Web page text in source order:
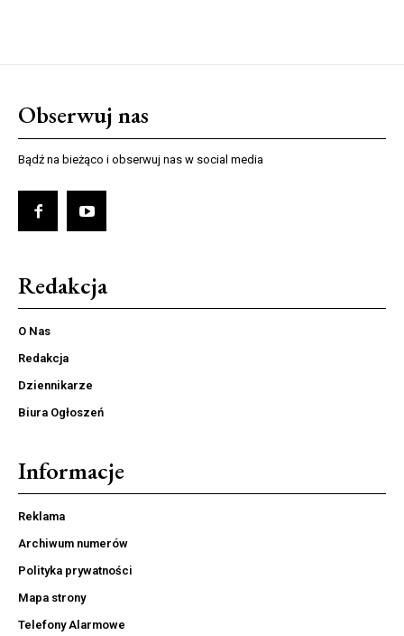
Obserwuj nas
Bądź na bieżąco i obserwuj nas w social media
Redakcja
O Nas
Redakcja
Dziennikarze
Biura Ogłoszeń
Informacje
Reklama
Archiwum numerów
Polityka prywatności
Mapa strony
Telefony Alarmowe